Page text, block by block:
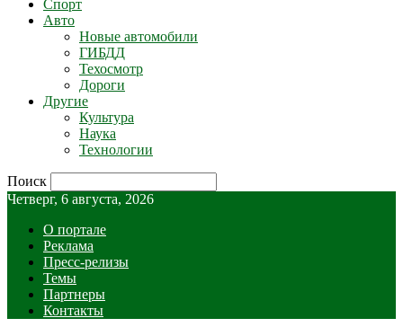
Спорт
Авто
Новые автомобили
ГИБДД
Техосмотр
Дороги
Другие
Культура
Наука
Технологии
Поиск
Четверг, 6 августа, 2026
О портале
Реклама
Пресс-релизы
Темы
Партнеры
Контакты